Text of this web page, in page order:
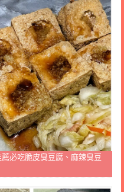
必吃脆皮臭豆腐、麻辣臭豆